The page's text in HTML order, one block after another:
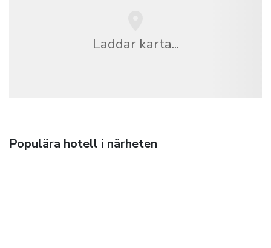
Laddar karta...
Populära hotell i närheten